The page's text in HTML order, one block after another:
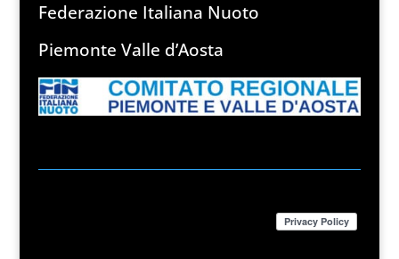
Federazione Italiana Nuoto
Piemonte Valle d’Aosta